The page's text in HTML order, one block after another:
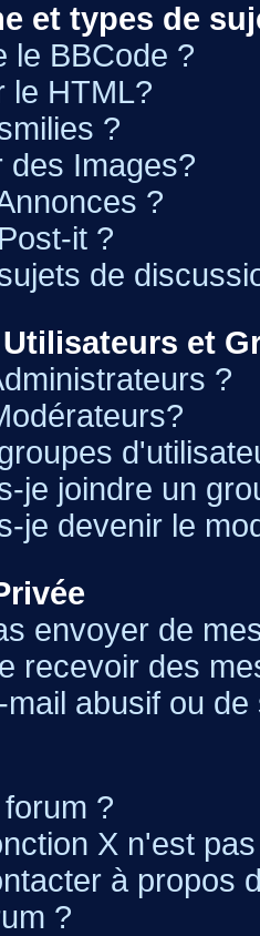
et types de
le BBCode ?
le HTML?
?
des Images?
?
it ?
de
et
?
je joindre un
je devenir le
envoyer de
recevoir des
abusif ou
?
X n'est
à propos
?